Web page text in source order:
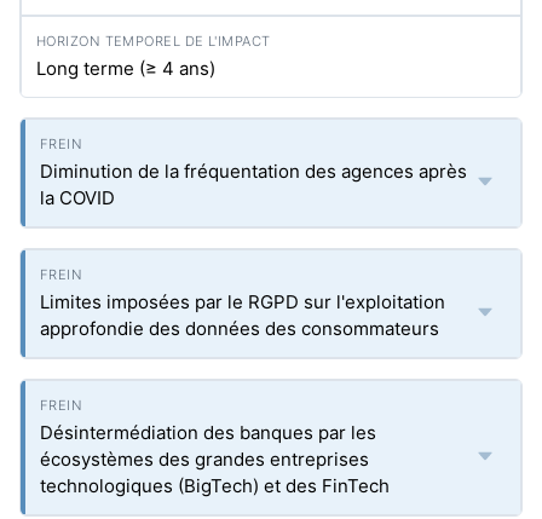
Long terme (≥ 4 ans)
Diminution de la fréquentation des agences après
la COVID
Limites imposées par le RGPD sur l'exploitation
approfondie des données des consommateurs
Désintermédiation des banques par les
écosystèmes des grandes entreprises
technologiques (BigTech) et des FinTech